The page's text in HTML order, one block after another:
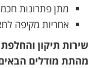
מתן פתרונות
אחריות מקיפה
מהתת מודלים